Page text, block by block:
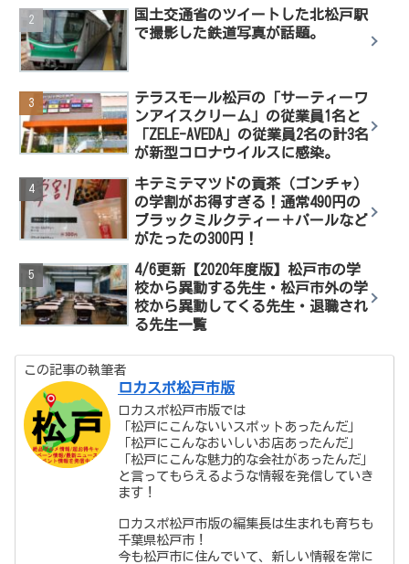
国土交通省のツイートした北松戸駅
で撮影した鉄道写真が話題。
テラスモール松戸の「サーティーワ
ンアイスクリーム」の従業員1名と
「ZELE-AVEDA」の従業員2名の計3名
が新型コロナウイルスに感染。
キテミテマツドの貢茶（ゴンチャ）
の学割がお得すぎる！通常490円の
ブラックミルクティー＋パールなど
がたったの300円！
4/6更新【2020年度版】松戸市の学
校から異動する先生・松戸市外の学
校から異動してくる先生・退職され
る先生一覧
この記事の執筆者
ロカスポ松戸市版
ロカスポ松戸市版では
「松戸にこんないいスポットあったんだ」
「松戸にこんなおいしいお店あったんだ」
「松戸にこんな魅力的な会社があったんだ」
と言ってもらえるような情報を発信していき
ます！
ロカスポ松戸市版の編集長は生まれも育ちも
千葉県松戸市！
今も松戸市に住んでいて、新しい情報を常に